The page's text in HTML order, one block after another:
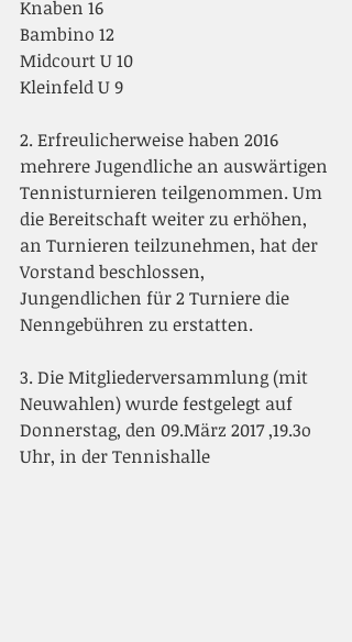
Knaben 16
Bambino 12
Midcourt U 10
Kleinfeld U 9
2. Erfreulicherweise haben 2016
mehrere Jugendliche an auswärtigen
Tennisturnieren teilgenommen. Um
die Bereitschaft weiter zu erhöhen,
an Turnieren teilzunehmen, hat der
Vorstand beschlossen,
Jungendlichen für 2 Turniere die
Nenngebühren zu erstatten.
3. Die Mitgliederversammlung (mit
Neuwahlen) wurde festgelegt auf
Donnerstag, den 09.März 2017 ,19.3o
Uhr, in der Tennishalle